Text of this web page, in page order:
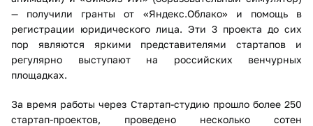
— получили гранты от «Яндекс.Облако» и помощь в
регистрации юридического лица. Эти 3 проекта до сих
пор являются яркими представителями стартапов и
регулярно выступают на российских венчурных
площадках.
За время работы через Стартап-студию прошло более 250
стартап-проектов, проведено несколько сотен